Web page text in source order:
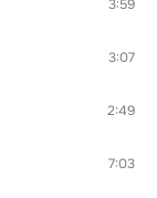
3:59
3:07
2:49
7:03